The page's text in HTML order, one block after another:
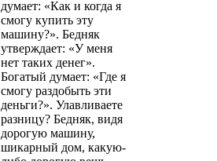
думает: «Как и когда я
смогу купить эту
машину?». Бедняк
утверждает: «У меня
нет таких денег».
Богатый думает: «Где я
смогу раздобыть эти
деньги?». Улавливаете
разницу? Бедняк, видя
дорогую машину,
шикарный дом, какую-